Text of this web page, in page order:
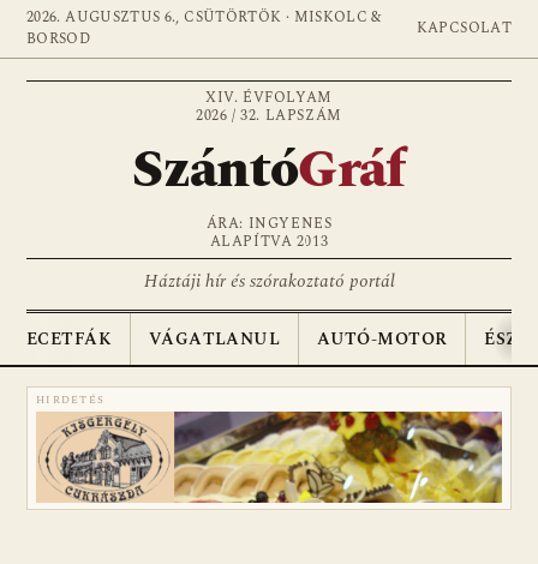
2026. AUGUSZTUS 6., CSÜTÖRTÖK · MISKOLC &
BORSOD
KAPCSOLAT
XIV. ÉVFOLYAM
2026 / 32. LAPSZÁM
SzántóGráf
ÁRA: INGYENES
ALAPÍTVA 2013
Háztáji hír és szórakoztató portál
ECETFÁK VÁGATLANUL AUTÓ-MOTOR
HIRDETÉS